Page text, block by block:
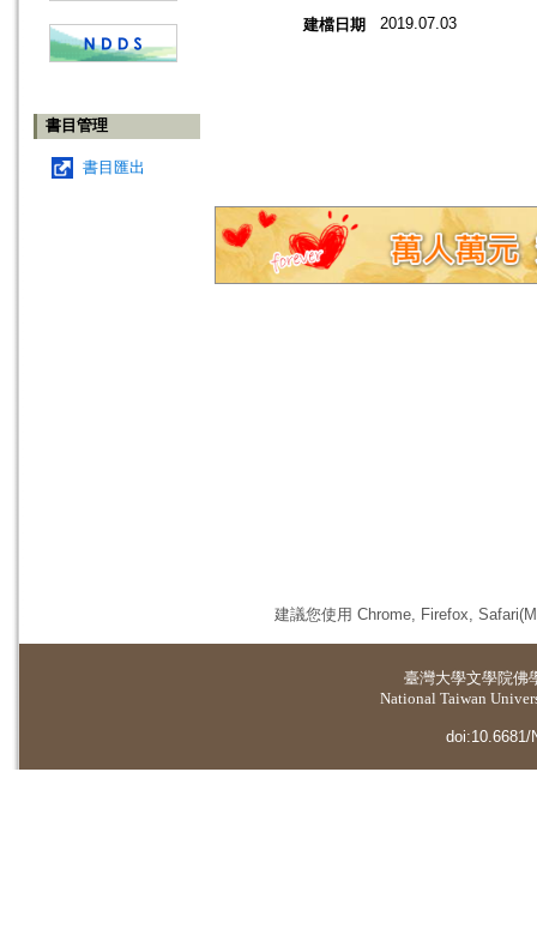
書目管理
書目匯出
建檔日期 2019.07.03
建議您使用 Chrome, Firefox,
臺灣大學文學院佛
National Taiwan
doi:10.6681/